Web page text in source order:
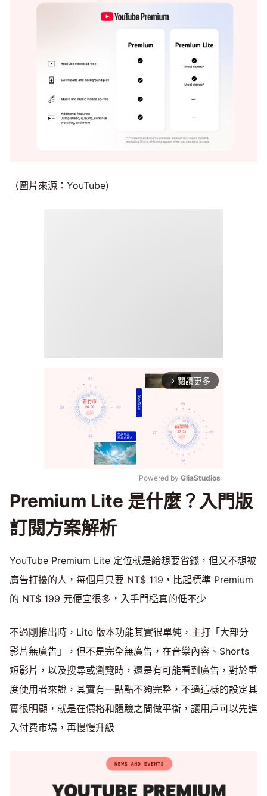
（圖片來源：YouTube)
arrow_forward_ios 閱讀更多
Mute
Powered by GliaStudios
Premium Lite 是什麼？入門版
訂閱方案解析
YouTube Premium Lite 定位就是給想要省錢，但又不想被
廣告打擾的人，每個月只要 NT$ 119，比起標準 Premium
的 NT$ 199 元便宜很多，入手門檻真的低不少
不過剛推出時，Lite 版本功能其實很單純，主打「大部分
影片無廣告」，但不是完全無廣告，在音樂內容、Shorts
短影片，以及搜尋或瀏覽時，還是有可能看到廣告，對於重
度使用者來說，其實有一點點不夠完整，不過這樣的設定其
實很明顯，就是在價格和體驗之間做平衡，讓用戶可以先進
入付費市場，再慢慢升級